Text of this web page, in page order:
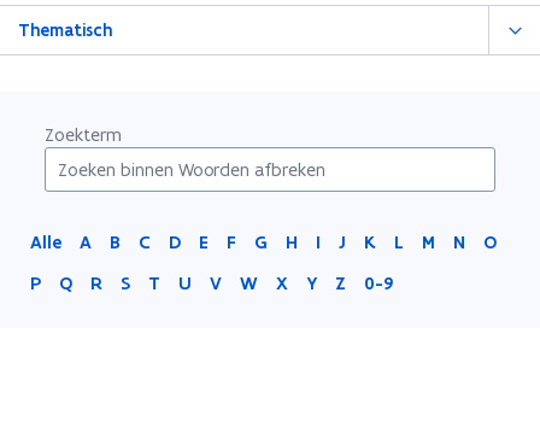
zich
op:
Woorden
Thematisch
Zoekterm
Alle A B C D E F G H I J K L M N
O
P
Q R S T U V W X Y Z 0-9